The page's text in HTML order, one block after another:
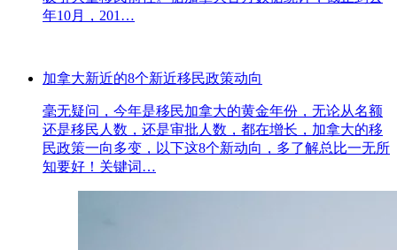
年10月，201…
加拿大新近的8个新近移民政策动向
毫无疑问，今年是移民加拿大的黄金年份，无论从名额
还是移民人数，还是审批人数，都在增长，加拿大的移
民政策一向多变，以下这8个新动向，多了解总比一无所
知要好！关键词…